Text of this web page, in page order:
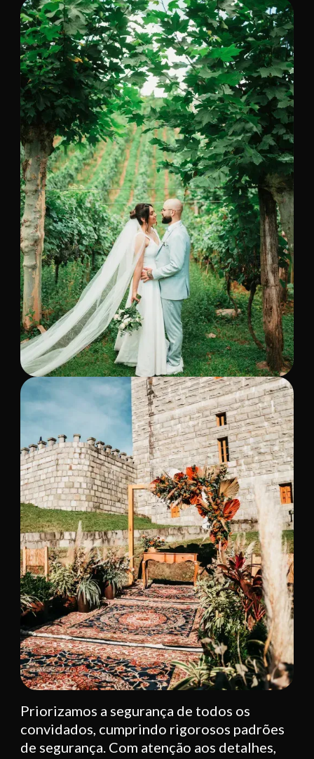
Priorizamos a segurança de todos os
convidados, cumprindo rigorosos padrões
de segurança. Com atenção aos detalhes,